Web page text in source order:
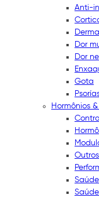
Anti-
Dor
Dor
Gota
Hormônios